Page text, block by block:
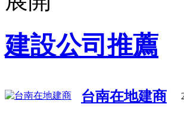
建設公司推薦
台南在地建商